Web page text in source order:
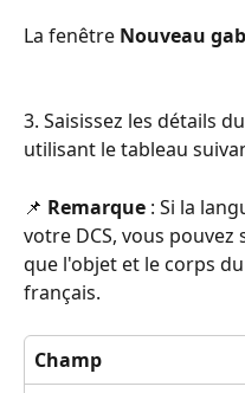
La fenêtre Nouveau
3. Saisissez les détails
utilisant le tableau
📌 Remarque : Si la
votre DCS, vous
que l'objet et le corps
français.
Champ